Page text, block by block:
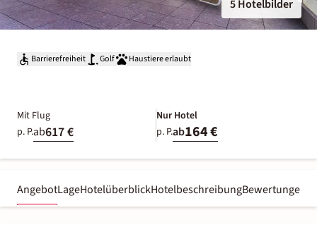
5 Hotelbilder
Barrierefreiheit Golf Haustiere erlaubt
Mit Flug
p. P.ab617 €
Nur Hotel
p. P.ab164 €
AngebotLageHotelüberblickHotelbeschreibungBewertungen